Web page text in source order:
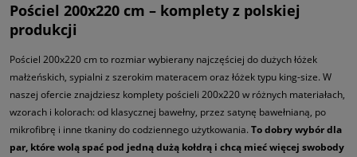
Pościel 200x220 cm – komplety z polskiej
produkcji
Pościel 200x220 cm to rozmiar wybierany najczęściej do dużych łóżek
małżeńskich, sypialni z szerokim materacem oraz łóżek typu king-size. W
naszej ofercie znajdziesz komplety pościeli 200x220 w różnych materiałach,
wzorach i kolorach: od klasycznej bawełny, przez satynę bawełnianą, po
mikrofibrę i inne tkaniny do codziennego użytkowania. To dobry wybór dla
par, które wolą spać pod jedną dużą kołdrą i chcą mieć więcej swobody